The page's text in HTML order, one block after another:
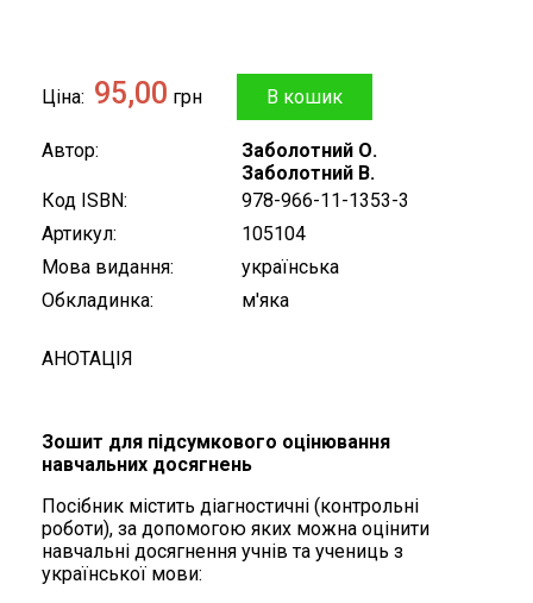
Ціна 95,00 грн
Автор
Заболотний О.
Заболотний В.
Код ISBN
978-966-11-1353-3
Артикул
105104
Мова видання
українська
Обкладинка
м'яка
АНОТАЦІЯ
Зошит для підсумкового оцінювання
навчальних досягнень
Посібник містить діагностичні (контрольні
роботи), за допомогою яких можна оцінити
навчальні досягнення учнів та учениць з
української мови: